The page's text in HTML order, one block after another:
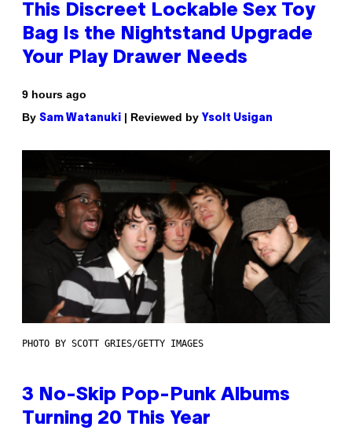
This Discreet Lockable Sex Toy
Bag Is the Nightstand Upgrade
Your Play Drawer Needs
9 hours ago
By Sam Watanuki | Reviewed by Ysolt Usigan
PHOTO BY SCOTT GRIES/GETTY IMAGES
3 No-Skip Pop-Punk Albums
Turning 20 This Year